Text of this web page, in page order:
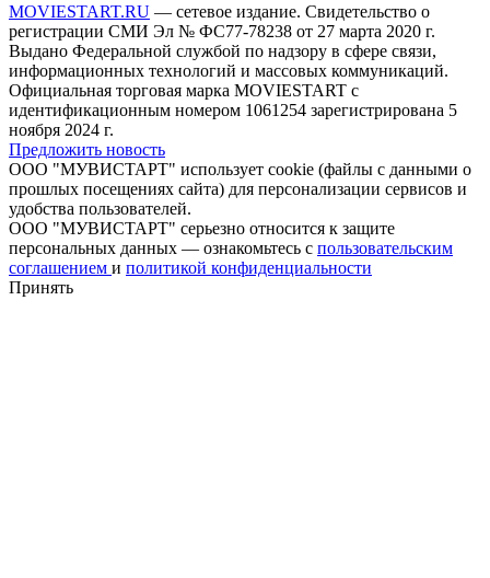
MOVIESTART.RU — сетевое издание. Свидетельство о
регистрации СМИ Эл № ФС77-78238 от 27 марта 2020 г.
Выдано Федеральной службой по надзору в сфере связи,
информационных технологий и массовых коммуникаций.
Официальная торговая марка MOVIESTART с
идентификационным номером 1061254 зарегистрирована 5
ноября 2024 г.
Предложить новость
ООО "МУВИСТАРТ" использует cookie (файлы с данными о
прошлых посещениях сайта) для персонализации сервисов и
удобства пользователей.
ООО "МУВИСТАРТ" серьезно относится к защите
персональных данных — ознакомьтесь с пользовательским
соглашением и политикой конфиденциальности
Принять